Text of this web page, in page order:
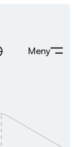
Meny